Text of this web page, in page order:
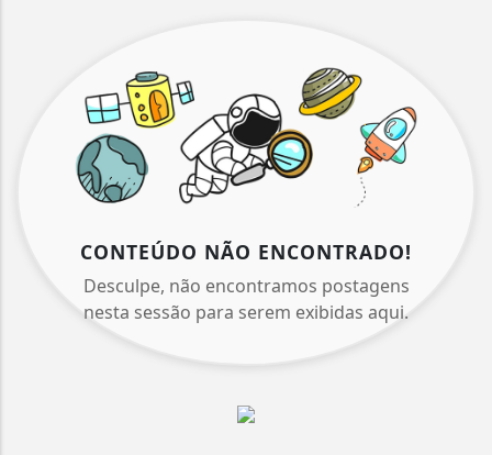
CONTEÚDO NÃO ENCONTRADO!
Desculpe, não encontramos postagens
nesta sessão para serem exibidas aqui.